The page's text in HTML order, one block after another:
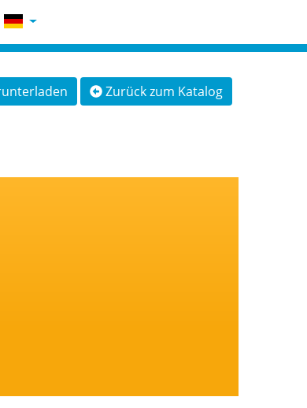
Zurück zum Katalog